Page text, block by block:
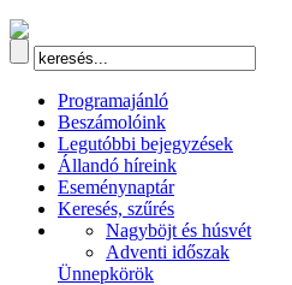
Programajánló
Beszámolóink
Legutóbbi bejegyzések
Állandó híreink
Eseménynaptár
Keresés, szűrés
Nagyböjt és húsvét
Adventi időszak
Ünnepkörök